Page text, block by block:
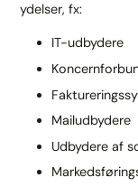
ydelser, fx:
IT-udbydere
Mailudbydere
Udbydere af